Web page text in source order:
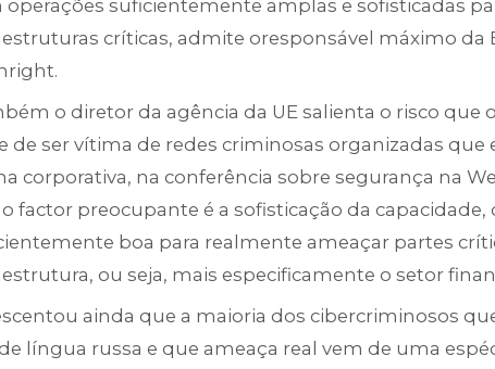
operações suficientemente amplas e sofisticadas
críticas, admite oresponsável máximo da
o diretor da agência da UE salienta o risco que
de ser vítima de redes criminosas organizadas que
corporativa, na conferência sobre segurança na
factor preocupante é a sofisticação da capacidade,
boa para realmente ameaçar partes
ou seja, mais especificamente o setor
ainda que a maioria dos cibercriminosos
língua russa e que ameaça real vem de uma